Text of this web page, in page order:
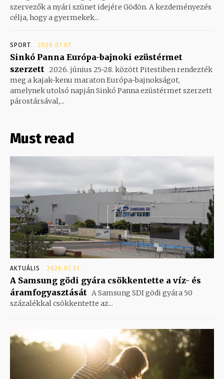
szervezők a nyári szünet idejére Gödön. A kezdeményezés
célja, hogy a gyermekek...
SPORT 2026.07.07.
Sinkó Panna Európa-bajnoki ezüstérmet
szerzett 2026. június 25-28. között Pitestiben rendezték
meg a kajak-kenu maraton Európa-bajnokságot,
amelynek utolsó napján Sinkó Panna ezüstérmet szerzett
párostársával,...
Must read
AKTUÁLIS 2026.07.31.
A Samsung gödi gyára csökkentette a víz- és
áramfogyasztását A Samsung SDI gödi gyára 50
százalékkal csökkentette az...